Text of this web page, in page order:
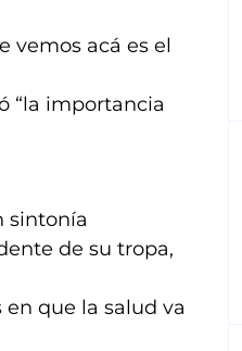
vemos acá es el
“la importancia
sintonía
de su tropa,
que la salud va